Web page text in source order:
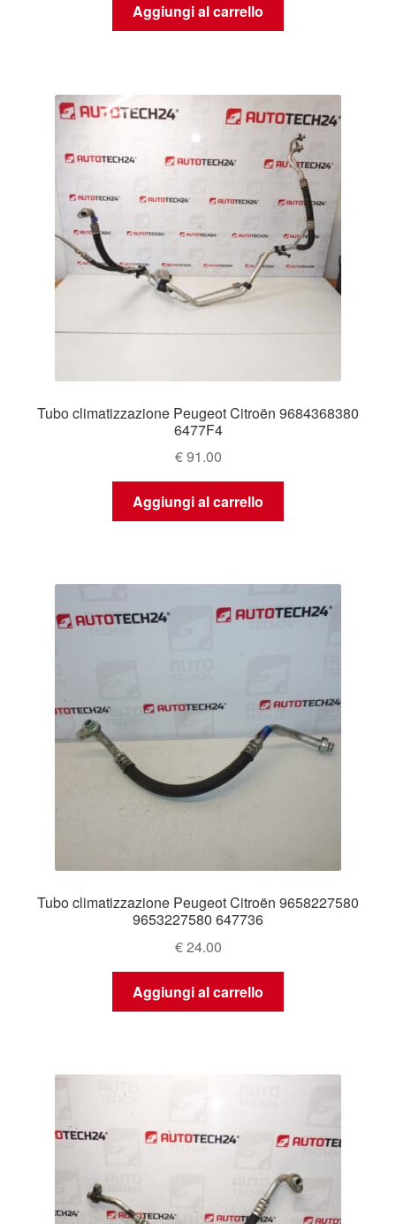
Aggiungi al carrello
Tubo climatizzazione Peugeot Citroën 9684368380
6477F4
€91.00
Aggiungi al carrello
Tubo climatizzazione Peugeot Citroën 9658227580
9653227580 647736
€24.00
Aggiungi al carrello